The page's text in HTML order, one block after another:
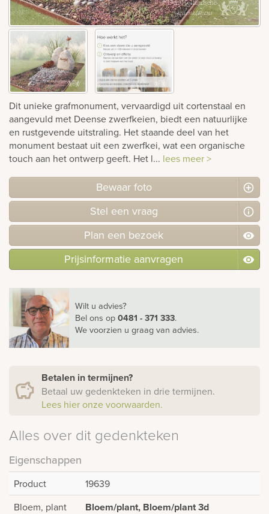
Dit unieke grafmonument, vervaardigd uit cortenstaal en
aangevuld met Deense zwerfkeien, biedt een natuurlijke
en rustgevende uitstraling. Het staande deel van het
monument bestaat uit een zwerfkei, wat een organische
touch aan het ontwerp geeft. Het l... lees meer >
Bewaar foto
Stel een vraag
Plan een bezoek
Prijsinformatie aanvragen
Wilt u advies?
Bel ons op0481 - 371 333.
We voorzien u graag van advies.
Betalen in termijnen?
Betaal uw gedenkteken in drie termijnen.
Lees hier onze voorwaarden.
Alles over dit gedenkteken
Eigenschappen
Product
19639
Bloem, plant
Bloem/plant, Bloem/plant 3d